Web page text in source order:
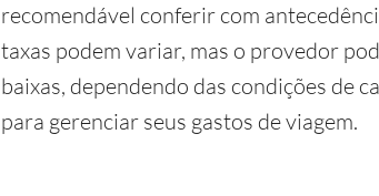
recomendável conferir com
taxas podem variar, mas o provedor
baixas, dependendo das condições de
para gerenciar seus gastos de viagem.